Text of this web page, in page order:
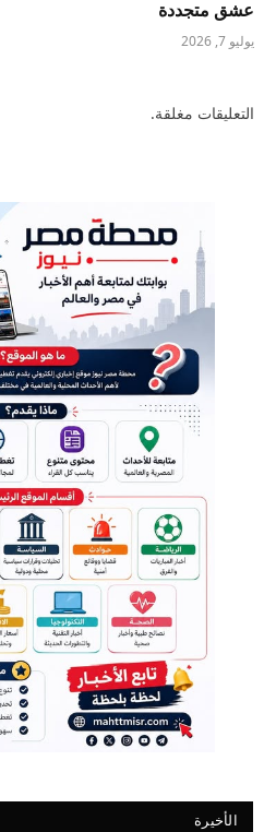
عشق متجددة
يوليو 7, 2026
التعليقات مغلقة.
الأخيرة